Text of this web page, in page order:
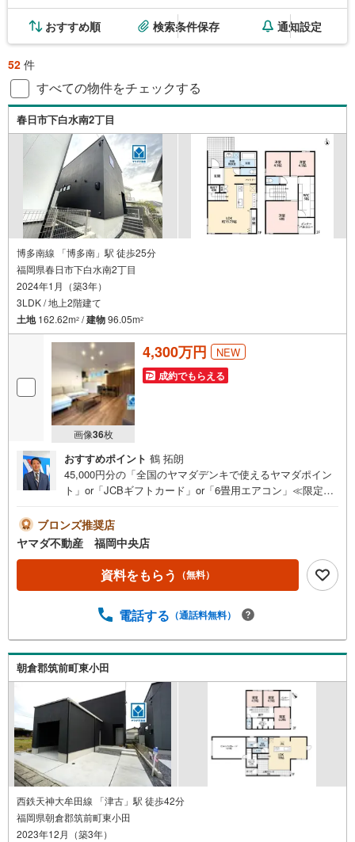
おすすめ順 検索条件保存 通知設定
52 件
すべての物件をチェックする
春日市下白水南2丁目
博多南線 「博多南」駅 徒歩25分
福岡県春日市下白水南2丁目
2024年1月（築3年）
3LDK / 地上2階建て
土地162.62m2 /建物96.05m2
画像36枚
4,300万円 NEW
成約でもらえる
おすすめポイント 鶴 拓朗
45,000円分の「全国のヤマダデンキで使えるヤマダポイン
ト」or「JCBギフトカード」or「6畳用エアコン」≪限定1
購入相談で来店後、Google口コミ投稿で2000円分のQUOカ
ードプレゼント！※一世帯2回まで土日祝日もご案内可能で
す＾＾既に他社で見積もりが出ている方！入居までの費用
を抑えたい方！ぜひ、一度「ヤマダ不動産」へご相談にお
越しください！あらゆる不安や疑問に誠心誠意お応えしま
静な住宅地春日西小・中学校まで徒歩5分JR「博多南」駅
リビングにはパントリー・広めのリビング収納付き＾＾■2
階にはホールからも寝室からも出入りできる大容量のファ
ミリークローク（5帖）■カースペース2台分春日西小学校:
徒歩約5分春日西中学校:徒歩約5分
ブロンズ推奨店
ヤマダ不動産 福岡中央店
資料をもらう （無料）
電話する （通話料無料）
朝倉郡筑前町東小田
西鉄天神大牟田線 「津古」駅 徒歩42分
福岡県朝倉郡筑前町東小田
2023年12月（築3年）